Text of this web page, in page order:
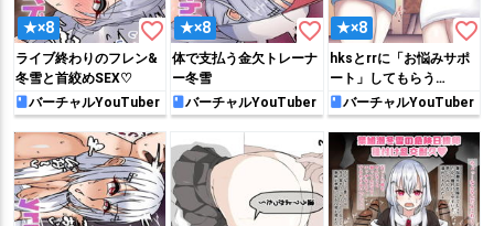
★×8 favorite_border
ライブ終わりのフレン&
冬雪と首絞めSEX♡
バーチャルYouTuber
★×8 favorite_border
体で支払う金欠トレーナ
ー冬雪
バーチャルYouTuber
★×8 favorite_border
hksとrrに「お悩みサポ
ート」してもらう…
バーチャルYouTuber